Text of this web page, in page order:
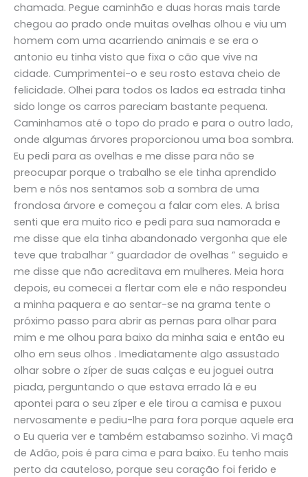
chamada. Pegue caminhão e duas horas mais tarde
chegou ao prado onde muitas ovelhas olhou e viu um
homem com uma acarriendo animais e se era o
antonio eu tinha visto que fixa o cão que vive na
cidade. Cumprimentei-o e seu rosto estava cheio de
felicidade. Olhei para todos os lados ea estrada tinha
sido longe os carros pareciam bastante pequena.
Caminhamos até o topo do prado e para o outro lado,
onde algumas árvores proporcionou uma boa sombra.
Eu pedi para as ovelhas e me disse para não se
preocupar porque o trabalho se ele tinha aprendido
bem e nós nos sentamos sob a sombra de uma
frondosa árvore e começou a falar com eles. A brisa
senti que era muito rico e pedi para sua namorada e
me disse que ela tinha abandonado vergonha que ele
teve que trabalhar ” guardador de ovelhas ” seguido e
me disse que não acreditava em mulheres. Meia hora
depois, eu comecei a flertar com ele e não respondeu
a minha paquera e ao sentar-se na grama tente o
próximo passo para abrir as pernas para olhar para
mim e me olhou para baixo da minha saia e então eu
olho em seus olhos . Imediatamente algo assustado
olhar sobre o zíper de suas calças e eu joguei outra
piada, perguntando o que estava errado lá e eu
apontei para o seu zíper e ele tirou a camisa e puxou
nervosamente e pediu-lhe para fora porque aquele era
o Eu queria ver e também estabamso sozinho. Vi maçã
de Adão, pois é para cima e para baixo. Eu tenho mais
perto da cauteloso, porque seu coração foi ferido e